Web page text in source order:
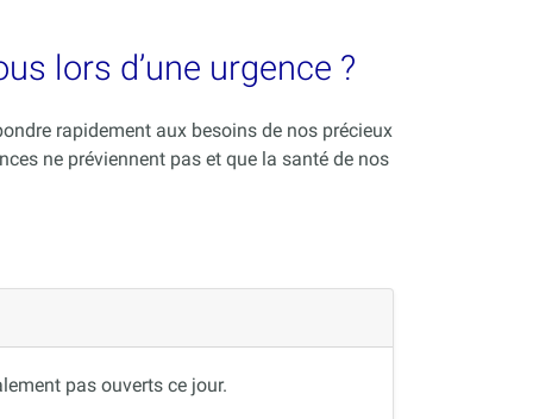
lors d’une urgence ?
rapidement aux besoins de nos précieux
ne préviennent pas et que la santé de nos
pas ouverts ce jour.